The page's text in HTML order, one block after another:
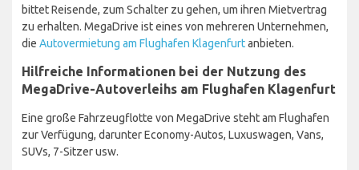
bittet Reisende, zum Schalter zu gehen, um ihren Mietvertrag
zu erhalten. MegaDrive ist eines von mehreren Unternehmen,
die Autovermietung am Flughafen Klagenfurtanbieten.
Hilfreiche Informationen bei der Nutzung des
MegaDrive-Autoverleihs am Flughafen Klagenfurt
Eine große Fahrzeugflotte von MegaDrive steht am Flughafen
zur Verfügung, darunter Economy-Autos, Luxuswagen, Vans,
SUVs, 7-Sitzer usw.